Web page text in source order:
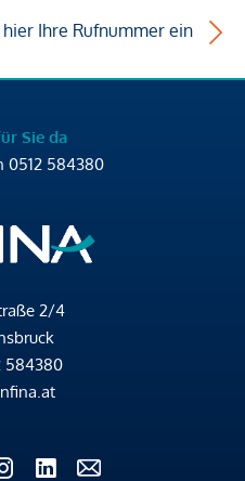
hier Ihre Rufnummer ein
Sie da
0512 584380
2/4
584380